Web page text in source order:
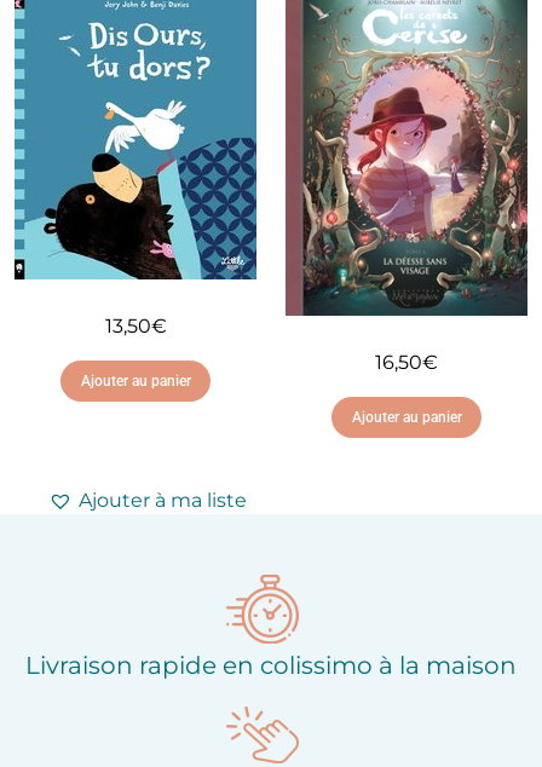
Ajouter à ma liste
d'envies
d'envies
13,50€
Ajouter au panier
Ajouter à ma liste
16,50€
Ajouter au panier
Livraison rapide en colissimo à la maison